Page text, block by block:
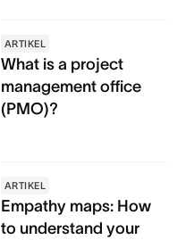
ARTIKEL
What is a project
management office
(PMO)?
ARTIKEL
Empathy maps: How
to understand your